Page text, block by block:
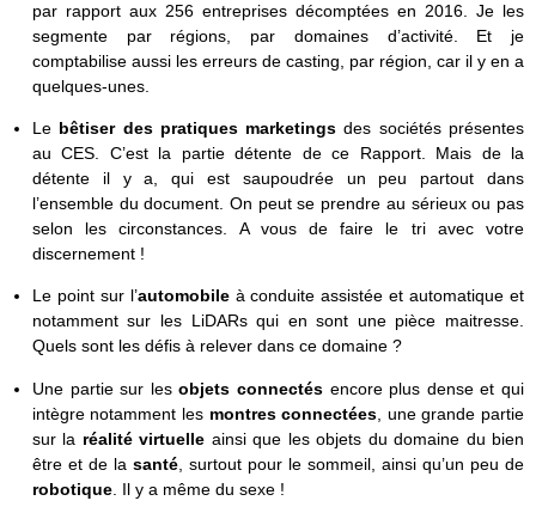
par rapport aux 256 entreprises décomptées en 2016. Je les
segmente par régions, par domaines d’activité. Et je
comptabilise aussi les erreurs de casting, par région, car il y en a
quelques-unes.
Le bêtiser des pratiques marketingsdes sociétés présentes
au CES. C’est la partie détente de ce Rapport. Mais de la
détente il y a, qui est saupoudrée un peu partout dans
l’ensemble du document. On peut se prendre au sérieux ou pas
selon les circonstances. A vous de faire le tri avec votre
discernement !
Le point sur l’automobile à conduite assistée et automatique et
notamment sur les LiDARs qui en sont une pièce maitresse.
Quels sont les défis à relever dans ce domaine ?
Une partie sur lesobjets connectés encore plus dense et qui
intègre notamment les montres connectées , une grande partie
sur la réalité virtuelle ainsi que les objets du domaine du bien
être et de la santé, surtout pour le sommeil, ainsi qu’un peu de
robotique. Il y a même du sexe !